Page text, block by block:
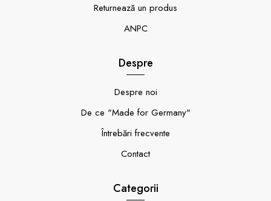
Returnează un produs
ANPC
Despre
Despre noi
De ce "Made for Germany"
Întrebări frecvente
Contact
Categorii